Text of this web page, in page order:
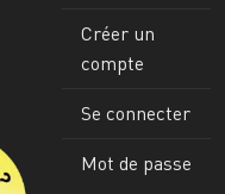
Créer un
compte
Se connecter
Mot de passe